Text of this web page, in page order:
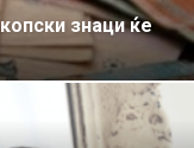
знаци ќе